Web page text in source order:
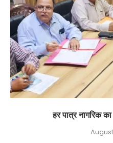
हर पात्र नागरिक